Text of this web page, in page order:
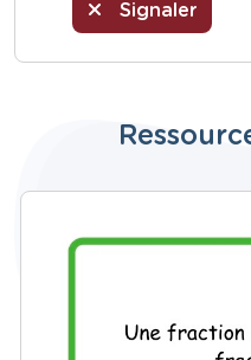
Signaler